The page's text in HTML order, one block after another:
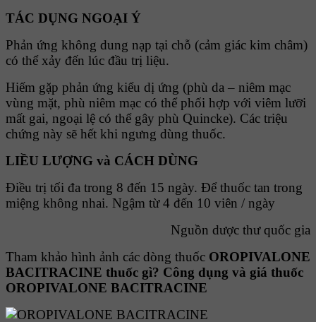
TÁC DỤNG NGOẠI Ý
Phản ứng không dung nạp tại chỗ (cảm giác kim châm)
có thể xảy đến lúc đầu trị liệu.
Hiếm gặp phản ứng kiểu dị ứng (phù da – niêm mạc
vùng mặt, phù niêm mạc có thể phối hợp với viêm lưỡi
mất gai, ngoại lệ có thể gây phù Quincke). Các triệu
chứng này sẽ hết khi ngưng dùng thuốc.
LIỀU LƯỢNG và CÁCH DÙNG
Điều trị tối đa trong 8 đến 15 ngày. Để thuốc tan trong
miệng không nhai. Ngậm từ 4 đến 10 viên / ngày
Nguồn dược thư quốc gia
Tham khảo hình ảnh các dòng thuốc OROPIVALONE
BACITRACINE thuốc gì? Công dụng và giá thuốc
OROPIVALONE BACITRACINE